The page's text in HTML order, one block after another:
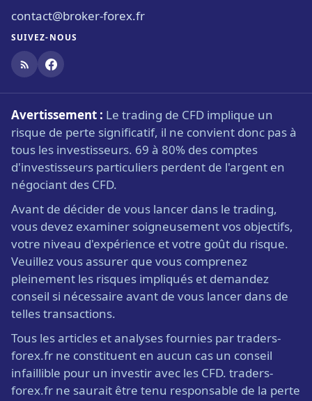
contact@broker-forex.fr
SUIVEZ-NOUS
Avertissement : Le trading de CFD implique un
risque de perte significatif, il ne convient donc pas à
tous les investisseurs. 69 à 80% des comptes
d'investisseurs particuliers perdent de l'argent en
négociant des CFD.
Avant de décider de vous lancer dans le trading,
vous devez examiner soigneusement vos objectifs,
votre niveau d'expérience et votre goût du risque.
Veuillez vous assurer que vous comprenez
pleinement les risques impliqués et demandez
conseil si nécessaire avant de vous lancer dans de
telles transactions.
Tous les articles et analyses fournies par traders-
forex.fr ne constituent en aucun cas un conseil
infaillible pour un investir avec les CFD. traders-
forex.fr ne saurait être tenu responsable de la perte